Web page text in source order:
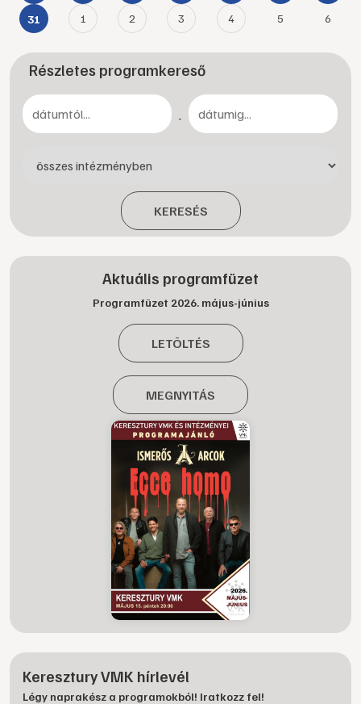
31 1 2 3 4 5 6
Részletes programkereső
-
KERESÉS
Aktuális programfüzet
Programfüzet 2026. május-június
LETÖLTÉS
MEGNYITÁS
Keresztury VMK hírlevél
Légy naprakész a programokból! Iratkozz fel!